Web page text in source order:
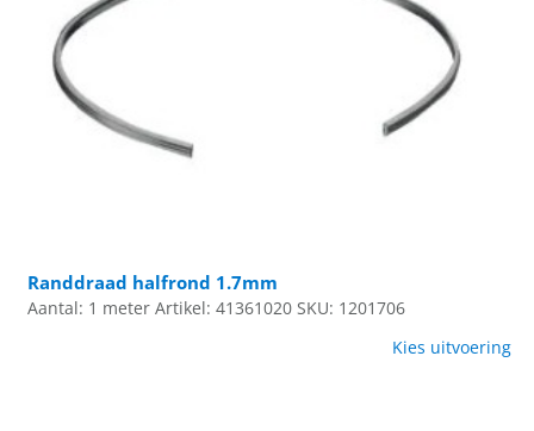
Randdraad halfrond 1.7mm
Aantal: 1 meter Artikel: 41361020 SKU: 1201706
Kies uitvoering